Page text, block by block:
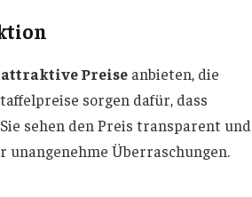
attraktive Preiseanbieten, die
sorgen dafür, dass
sehen den Preis transparent und
unangenehme Überraschungen.